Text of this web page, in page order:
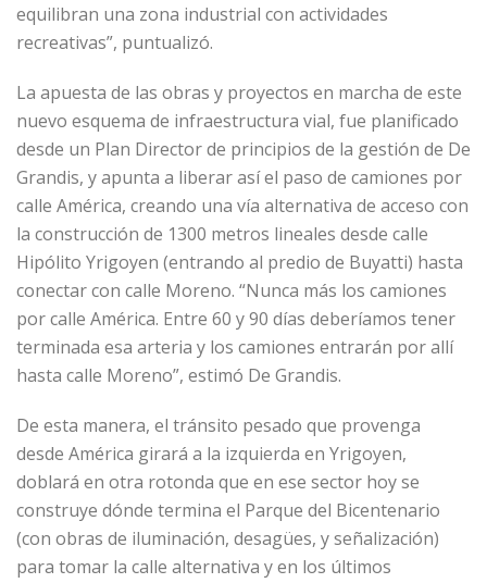
equilibran una zona industrial con actividades
recreativas”, puntualizó.
La apuesta de las obras y proyectos en marcha de este
nuevo esquema de infraestructura vial, fue planificado
desde un Plan Director de principios de la gestión de De
Grandis, y apunta a liberar así el paso de camiones por
calle América, creando una vía alternativa de acceso con
la construcción de 1300 metros lineales desde calle
Hipólito Yrigoyen (entrando al predio de Buyatti) hasta
conectar con calle Moreno. “Nunca más los camiones
por calle América. Entre 60 y 90 días deberíamos tener
terminada esa arteria y los camiones entrarán por allí
hasta calle Moreno”, estimó De Grandis.
De esta manera, el tránsito pesado que provenga
desde América girará a la izquierda en Yrigoyen,
doblará en otra rotonda que en ese sector hoy se
construye dónde termina el Parque del Bicentenario
(con obras de iluminación, desagües, y señalización)
para tomar la calle alternativa y en los últimos